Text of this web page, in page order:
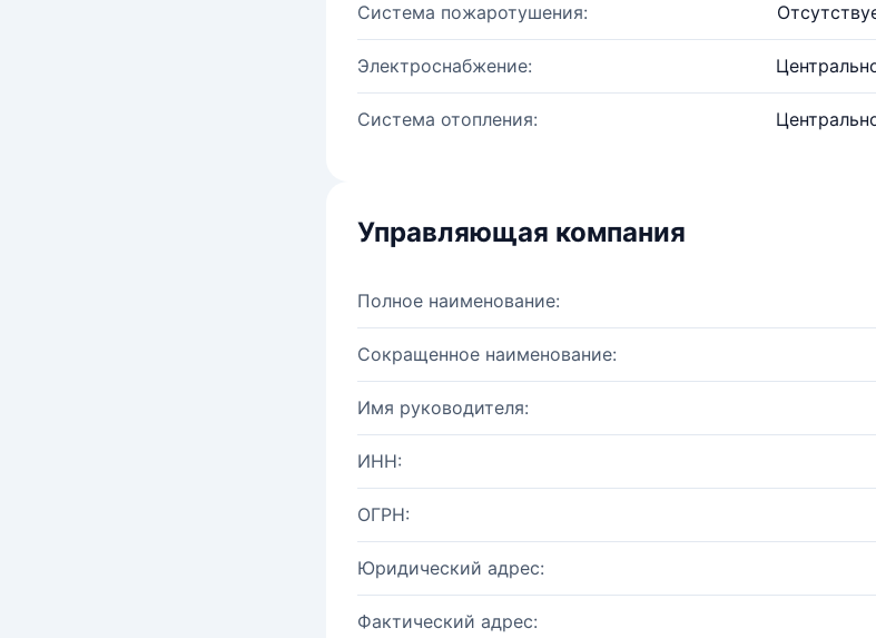
Система пожаротушения:
Электроснабжение:
Система отопления:
Управляющая компания
Полное наименование:
Сокращенное наименование:
Имя руководителя:
ИНН:
ОГРН:
Юридический адрес:
Фактический адрес: